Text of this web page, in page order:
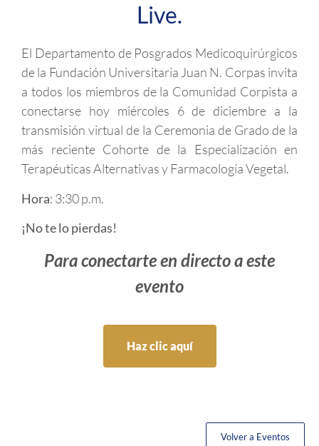
Live.
El Departamento de Posgrados Medicoquirúrgicos
de la Fundación Universitaria Juan N. Corpas invita
a todos los miembros de la Comunidad Corpista a
conectarse hoy miércoles 6 de diciembre a la
transmisión virtual de la Ceremonia de Grado de la
más reciente Cohorte de la Especialización en
Terapéuticas Alternativas y Farmacología Vegetal.
Hora: 3:30 p.m.
¡No te lo pierdas!
Para conectarte en directo a este
evento
Haz clic aquí
Volver a Eventos